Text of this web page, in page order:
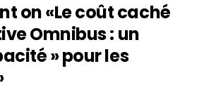
on«Le coût caché
Omnibus : un
» pour les